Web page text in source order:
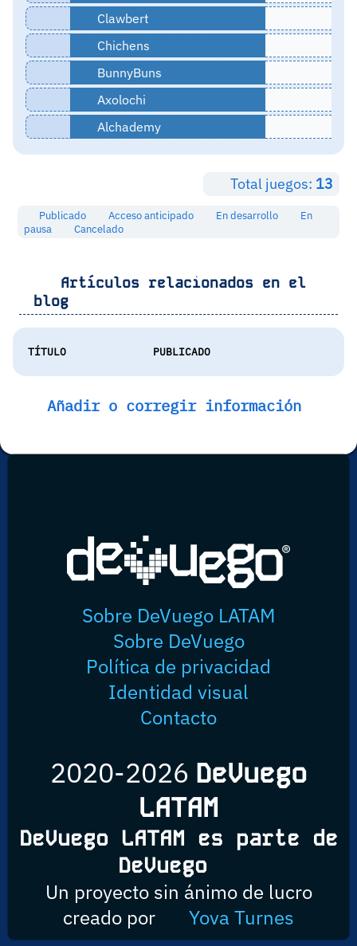
Clawbert
Chichens
BunnyBuns
Axolochi
Alchademy
Total juegos: 13
Publicado Acceso anticipado En desarrollo
En
pausa
Cancelado
Artículos relacionados en el
blog
TÍTULO PUBLICADO
Añadir o corregir información
Sobre DeVuego LATAM
Sobre DeVuego
Política de privacidad
Identidad visual
Contacto
2020-2026 DeVuego
LATAM
DeVuego LATAM es parte de
DeVuego
Un proyecto sin ánimo de lucro
creado por
Yova Turnes